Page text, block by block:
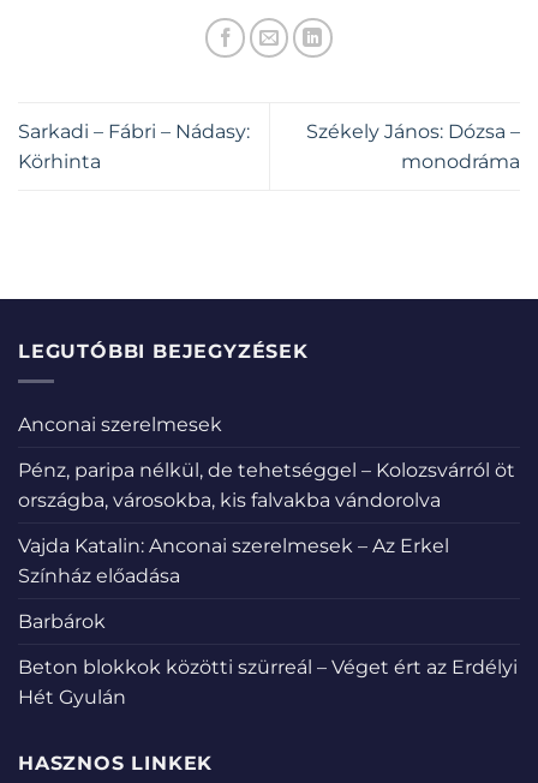
Sarkadi – Fábri – Nádasy:
Körhinta
Székely János: Dózsa –
monodráma
LEGUTÓBBI BEJEGYZÉSEK
Anconai szerelmesek
Pénz, paripa nélkül, de tehetséggel – Kolozsvárról öt
országba, városokba, kis falvakba vándorolva
Vajda Katalin: Anconai szerelmesek – Az Erkel
Színház előadása
Barbárok
Beton blokkok közötti szürreál – Véget ért az Erdélyi
Hét Gyulán
HASZNOS LINKEK